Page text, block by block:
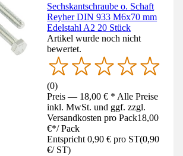
Sechskantschraube o. Schaft
Reyher DIN 933 M6x70 mm
Edelstahl A2 20 Stück
Artikel wurde noch nicht
bewertet.
(0)
Preis — 18,00 € * Alle Preise
inkl. MwSt. und ggf. zzgl.
Versandkosten pro Pack18,00
€*/ Pack
Entspricht 0,90 € pro ST(0,90
€/ ST)